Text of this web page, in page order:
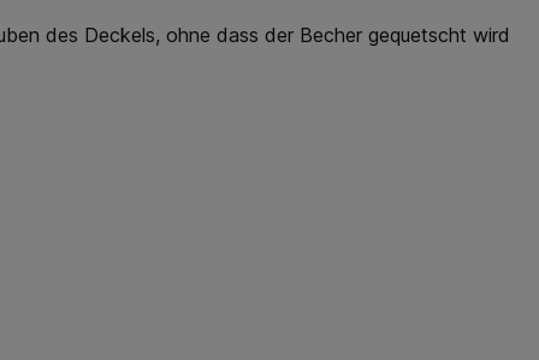
des Deckels, ohne dass der Becher gequetscht wird